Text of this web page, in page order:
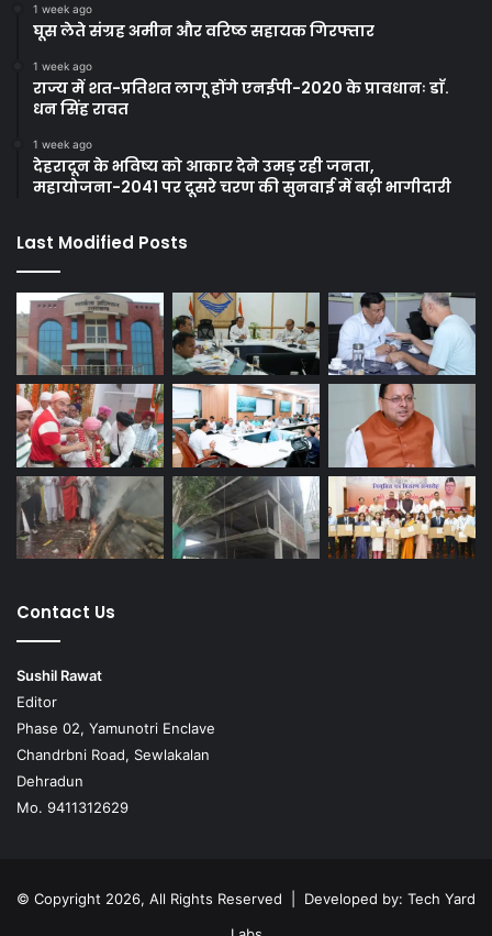
1 week ago
घूस लेते संग्रह अमीन और वरिष्ठ सहायक गिरफ्तार
1 week ago
राज्य में शत-प्रतिशत लागू होंगे एनईपी-2020 के प्रावधानः डाॅ.
धन सिंह रावत
1 week ago
देहरादून के भविष्य को आकार देने उमड़ रही जनता,
महायोजना-2041 पर दूसरे चरण की सुनवाई में बढ़ी भागीदारी
Last Modified Posts
Contact Us
Sushil Rawat
Editor
Phase 02, Yamunotri Enclave
Chandrbni Road, Sewlakalan
Dehradun
Mo. 9411312629
© Copyright 2026, All Rights Reserved | Developed by: Tech Yard